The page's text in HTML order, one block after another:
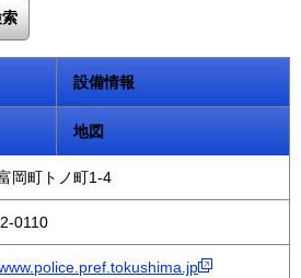
設備情報
地図
岡町トノ町1-4
0110